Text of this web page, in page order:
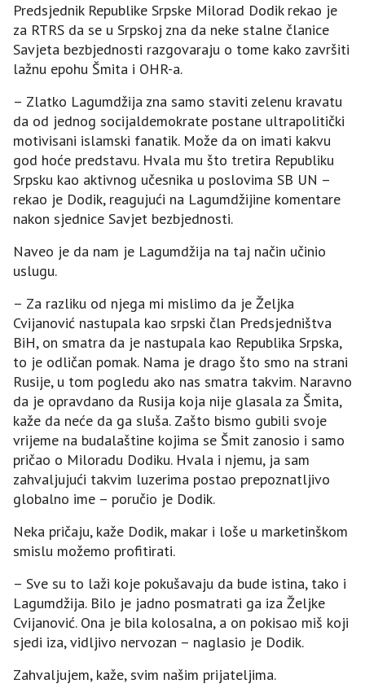
Predsjednik Republike Srpske Milorad Dodik rekao je
za RTRS da se u Srpskoj zna da neke stalne članice
Savjeta bezbjednosti razgovaraju o tome kako završiti
lažnu epohu Šmita i OHR-a.
– Zlatko Lagumdžija zna samo staviti zelenu kravatu
da od jednog socijaldemokrate postane ultrapolitički
motivisani islamski fanatik. Može da on imati kakvu
god hoće predstavu. Hvala mu što tretira Republiku
Srpsku kao aktivnog učesnika u poslovima SB UN –
rekao je Dodik, reagujući na Lagumdžijine komentare
nakon sjednice Savjet bezbjednosti.
Naveo je da nam je Lagumdžija na taj način učinio
uslugu.
– Za razliku od njega mi mislimo da je Željka
Cvijanović nastupala kao srpski član Predsjedništva
BiH, on smatra da je nastupala kao Republika Srpska,
to je odličan pomak. Nama je drago što smo na strani
Rusije, u tom pogledu ako nas smatra takvim. Naravno
da je opravdano da Rusija koja nije glasala za Šmita,
kaže da neće da ga sluša. Zašto bismo gubili svoje
vrijeme na budalaštine kojima se Šmit zanosio i samo
pričao o Miloradu Dodiku. Hvala i njemu, ja sam
zahvaljujući takvim luzerima postao prepoznatljivo
globalno ime – poručio je Dodik.
Neka pričaju, kaže Dodik, makar i loše u marketinškom
smislu možemo profitirati.
– Sve su to laži koje pokušavaju da bude istina, tako i
Lagumdžija. Bilo je jadno posmatrati ga iza Željke
Cvijanović. Ona je bila kolosalna, a on pokisao miš koji
sjedi iza, vidljivo nervozan – naglasio je Dodik.
Zahvaljujem, kaže, svim našim prijateljima.